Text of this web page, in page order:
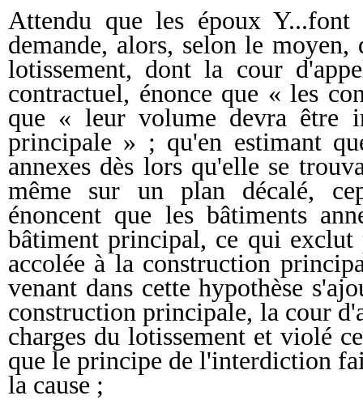
Attendu que les époux
demande, alors, selon le
lotissement, dont la cour
contractuel, énonce que « les
que « leur volume devra être
principale » ; qu'en estimant
annexes dès lors qu'elle se
même sur un plan décalé,
énoncent que les bâtiments
bâtiment principal, ce qui
accolée à la construction
venant dans cette hypothèse
construction principale, la cour
charges du lotissement et violé
que le principe de l'interdiction
la cause ;